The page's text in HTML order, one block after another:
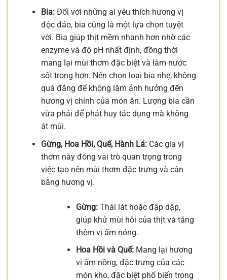
Bia:Đối với những ai yêu thích hương vị
độc đáo, bia cũng là một lựa chọn tuyệt
vời. Bia giúp thịt mềm nhanh hơn nhờ các
enzyme và độ pH nhất định, đồng thời
mang lại mùi thơm đặc biệt và làm nước
sốt trong hơn. Nên chọn loại bia nhẹ, không
quá đắng để không làm ảnh hưởng đến
hương vị chính của món ăn. Lượng bia cần
vừa phải để phát huy tác dụng mà không
át mùi.
Gừng, Hoa Hồi, Quế, Hành Lá:Các gia vị
thơm này đóng vai trò quan trọng trong
việc tạo nên mùi thơm đặc trưng và cân
bằng hương vị.
Gừng:Thái lát hoặc đập dập,
giúp khử mùi hôi của thịt và tăng
thêm vị ấm nóng.
Hoa Hồi và Quế:Mang lại hương
vị ấm nồng, đặc trưng của các
món kho, đặc biệt phổ biến trong